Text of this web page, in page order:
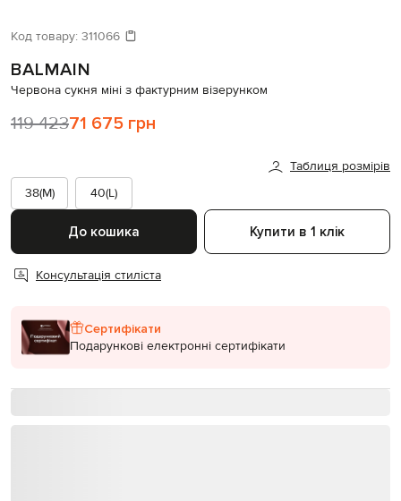
Код товару: 311066
BALMAIN
Червона сукня міні з фактурним візерунком
119 42371 675 грн
Таблиця розмірів
38(M)
40(L)
До кошика Купити в 1 клік
Консультація стиліста
Сертифікати
Подарункові електронні сертифікати